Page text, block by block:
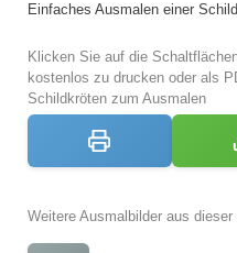
Einfaches Ausmalen einer
Klicken Sie auf die
kostenlos zu drucken oder als
Schildkröten zum Ausmalen
Weitere Ausmalbilder aus